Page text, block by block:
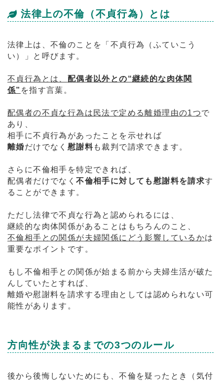
法律上の不倫（不貞行為）とは
法律上は、不倫のことを「不貞行為（ふていこう
い）」と呼びます。
不貞行為とは、 配偶者以外との“継続的な肉体関
係” を指す言葉。
配偶者の不貞な行為は民法で定める離婚理由の1つで
あり、
相手に不貞行為があったことを示せれば
離婚だけでなく 慰謝料も裁判で請求できます。
さらに不倫相手を特定できれば、
配偶者だけでなく不倫相手に対しても慰謝料を請求す
ることができます。
ただし法律で不貞な行為と認められるには、
継続的な肉体関係があることはもちろんのこと、
不倫相手との関係が夫婦関係にどう影響しているかは
重要なポイントです。
もし不倫相手との関係が始まる前から夫婦生活が破た
んしていたとすれば、
離婚や慰謝料を請求する理由としては認められない可
能性があります。
方向性が決まるまでの3つのルール
後から後悔しないためにも、不倫を疑ったとき（気付